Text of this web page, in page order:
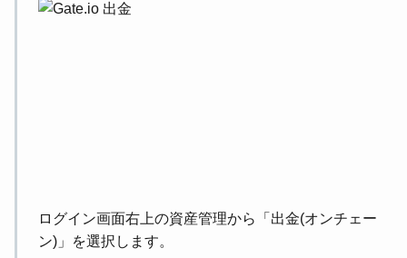
ログイン画面右上の資産管理から「出金(オンチェー
ン)」を選択します。